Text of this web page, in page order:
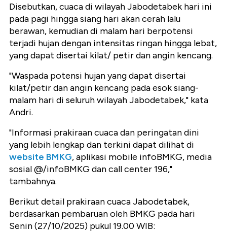
Disebutkan, cuaca di wilayah Jabodetabek hari ini
pada pagi hingga siang hari akan cerah lalu
berawan, kemudian di malam hari berpotensi
terjadi hujan dengan intensitas ringan hingga lebat,
yang dapat disertai kilat/ petir dan angin kencang.
"Waspada potensi hujan yang dapat disertai
kilat/petir dan angin kencang pada esok siang-
malam hari di seluruh wilayah Jabodetabek," kata
Andri.
"Informasi prakiraan cuaca dan peringatan dini
yang lebih lengkap dan terkini dapat dilihat di
website BMKG, aplikasi mobile infoBMKG, media
sosial @/infoBMKG dan call center 196,"
tambahnya.
Berikut detail prakiraan cuaca Jabodetabek,
berdasarkan pembaruan oleh BMKG pada hari
Senin (27/10/2025) pukul 19.00 WIB: